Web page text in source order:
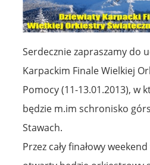
Serdecznie zapraszamy do
Karpackim Finale Wielkiej
Pomocy (11-13.01.2013), w
będzie m.im schronisko
Stawach.
Przez cały finałowy